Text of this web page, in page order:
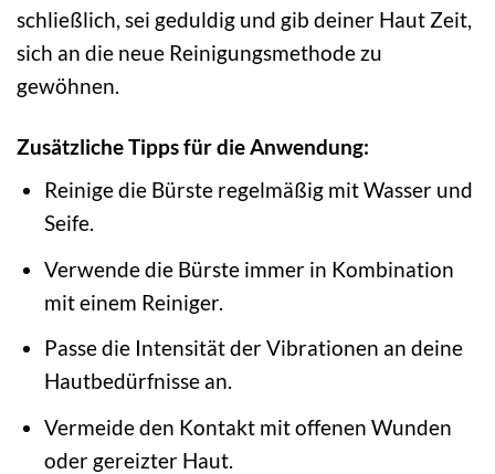
schließlich, sei geduldig und gib deiner Haut Zeit,
sich an die neue Reinigungsmethode zu
gewöhnen.
Zusätzliche Tipps für die Anwendung:
Reinige die Bürste regelmäßig mit Wasser und
Seife.
Verwende die Bürste immer in Kombination
mit einem Reiniger.
Passe die Intensität der Vibrationen an deine
Hautbedürfnisse an.
Vermeide den Kontakt mit offenen Wunden
oder gereizter Haut.